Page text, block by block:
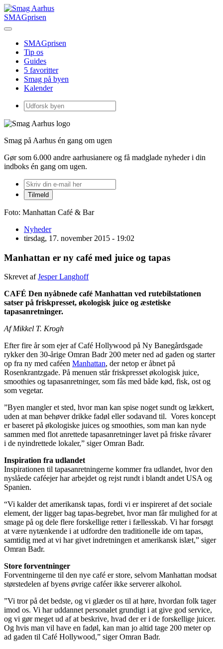
SMAGprisen
SMAGprisen
Tip os
Guides
5 favoritter
Smag på byen
Kalender
Smag på Aarhus én gang om ugen
Gør som 6.000 andre aarhusianere og få madglade nyheder i din
indboks én gang om ugen.
Foto: Manhattan Café & Bar
Nyheder
tirsdag, 17. november 2015 - 19:02
Manhattan er ny café med juice og tapas
Skrevet afJesper Langhoff
CAFÉ Den nyåbnede café Manhattan ved rutebilstationen
satser på friskpresset, økologisk juice og æstetiske
tapasanretninger.
Af Mikkel T. Krogh
Efter fire år som ejer af Café Hollywood på Ny Banegårdsgade
rykker den 30-årige Omran Badr 200 meter ned ad gaden og starter
op fra ny med caféen Manhattan, der netop er åbnet på
Rosenkrantzgade. På menuen står friskpresset økologisk juice,
smoothies og tapasanretninger, som fås med både kød, fisk, ost og
som vegetar.
”Byen mangler et sted, hvor man kan spise noget sundt og lækkert,
uden at man behøver drikke fadøl eller sodavand til. Vores koncept
er baseret på økologiske juices og smoothies, som man kan nyde
sammen med flot anrettede tapasanretninger lavet på friske råvarer
i de nyindrettede lokaler,” siger Omran Badr.
Inspiration fra udlandet
Inspirationen til tapasanretningerne kommer fra udlandet, hvor den
nyslåede caféejer har arbejdet og rejst rundt i blandt andet USA og
Spanien.
“Vi kalder det amerikansk tapas, fordi vi er inspireret af det sociale
element, der ligger bag tapas-begrebet, hvor man får mulighed for at
smage på og dele flere forskellige retter i fællesskab. Vi har forsøgt
at være nytænkende i at udfordre den traditionelle ide om tapas,
samtidig med at vi har givet indretningen et amerikansk islæt,” siger
Omran Badr.
Store forventninger
Forventningerne til den nye café er store, selvom Manhattan modsat
størstedelen af byens øvrige caféer ikke serverer alkohol.
”Vi tror på det bedste, og vi glæder os til at høre, hvordan folk tager
imod os. Vi har uddannet personalet grundigt i at give god service,
og vi gør meget ud af at beskrive, hvad der er i de forskellige juicer.
Og hvis man vil have en fadøl, kan man jo altid tage 200 meter op
ad gaden til Café Hollywood,” siger Omran Badr.